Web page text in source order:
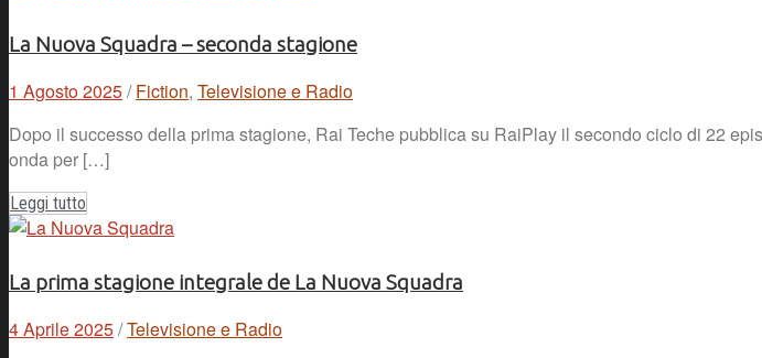
La Nuova Squadra – seconda stagione
1 Agosto 2025/ Fiction, Televisione e Radio
Dopo il successo della prima stagione, Rai Teche pubblica su RaiPlay il secondo ciclo di 22
onda per […]
Leggi tutto
La prima stagione integrale de La Nuova Squadra
4 Aprile 2025/Televisione e Radio